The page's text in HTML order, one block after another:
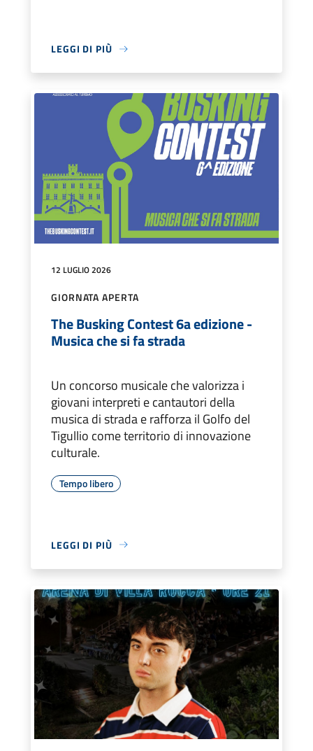
LEGGI DI PIÙ
12 LUGLIO 2026
GIORNATA APERTA
The Busking Contest 6a edizione -
Musica che si fa strada
Un concorso musicale che valorizza i
giovani interpreti e cantautori della
musica di strada e rafforza il Golfo del
Tigullio come territorio di innovazione
culturale.
Tempo libero
LEGGI DI PIÙ